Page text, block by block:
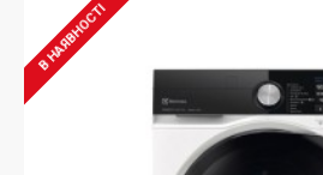
В НАЯВНОСТІ